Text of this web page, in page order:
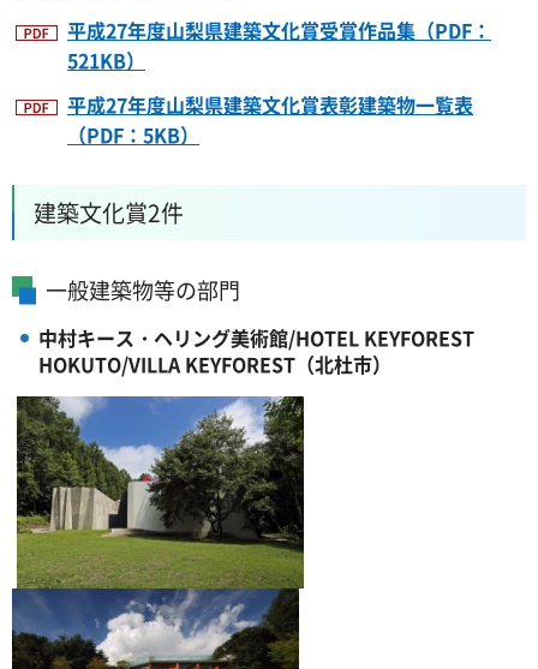
平成27年度山梨県建築文化賞受賞作品集（PDF：
521KB）
平成27年度山梨県建築文化賞表彰建築物一覧表
（PDF：5KB）
建築文化賞2件
一般建築物等の部門
中村キース・ヘリング美術館/HOTEL KEYFOREST
HOKUTO/VILLA KEYFOREST（北杜市）